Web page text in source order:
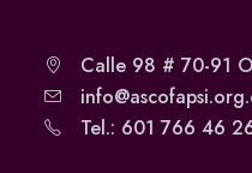
Calle 98 # 70-91
Tel.: 601 766 46